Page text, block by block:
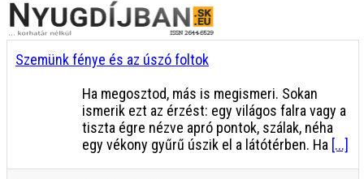
Szemünk fénye és az úszó foltok
Ha megosztod, más is megismeri. Sokan
ismerik ezt az érzést: egy világos falra vagy a
tiszta égre nézve apró pontok, szálak, néha
egy vékony gyűrű úszik el a látótérben. Ha [...]